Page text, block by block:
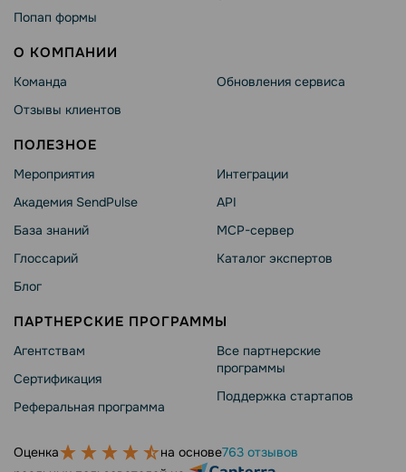
Попап формы
О КОМПАНИИ
Команда
Отзывы клиентов
Обновления сервиса
ПОЛЕЗНОЕ
Мероприятия
Академия SendPulse
База знаний
Глоссарий
Блог
Интеграции
API
MCP-сервер
Каталог экспертов
ПАРТНЕРСКИЕ ПРОГРАММЫ
Агентствам
Сертификация
Реферальная программа
Все партнерские
программы
Поддержка стартапов
Оценка на основе763 отзывов